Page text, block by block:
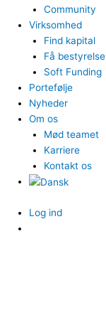
Community
Virksomhed
Find kapital
Få
Soft Funding
Portefølje
Nyheder
Om os
Mød teamet
Karriere
Kontakt os
Log ind